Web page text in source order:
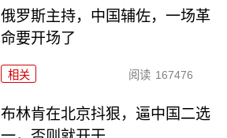
俄罗斯主持，中国辅佐，一场革
命要开场了
相关 阅读 167476
布林肯在北京抖狠，逼中国二选